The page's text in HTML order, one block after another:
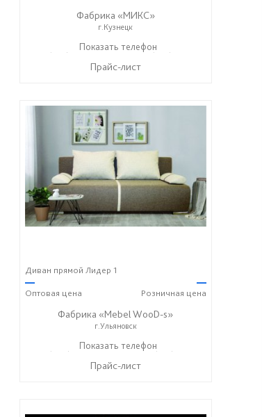
Фабрика «МИКС»
г.Кузнецк
+7 (937) 423-36-37 ☎+7 (937) 428-44-55
Показать телефон
Прайс-лист
Диван прямой Лидер 1
—
Оптовая цена
—
Розничная цена
Фабрика «Mebel WooD-s»
г.Ульяновск
+7 (906) 140-08-08 ☎+7 (917) 612-77-76
Показать телефон
Прайс-лист